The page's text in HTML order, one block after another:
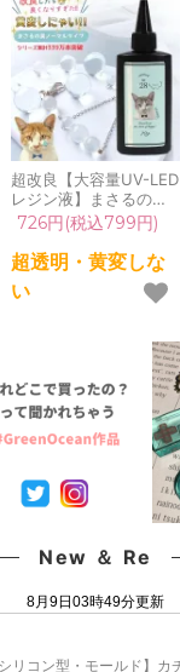
超改良【大容量UV-LED
レジン液】まさるの涙
ver.03 超透明 70g 初心
者 作家 コーティング
ハード 黄変しない 高品
質 クリア 猫 UVレジン
液 安い おすすめ
726円(税込799円)
超透明・黄変しな
い
New ＆ Re